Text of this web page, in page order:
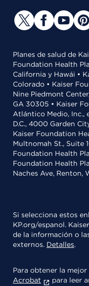
Planes de salud de
Foundation Health
California y Hawái •
Colorado • Kaiser
Nine Piedmont
GA 30305 • Kaiser
Atlántico Medio, Inc.,
D.C., 4000 Garden
Kaiser Foundation
Multnomah St., Suite
Foundation Health
Foundation Health
Naches Ave, Renton,
Si selecciona estos
KP.org/espanol.
de la información o
externos. Detalles.
Para obtener la
Acrobat
para leer